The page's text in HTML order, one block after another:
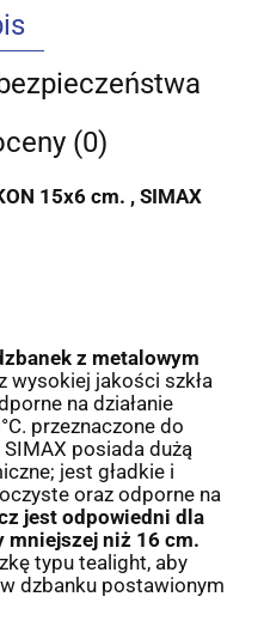
(0)
15x6 cm. , SIMAX
z metalowym
wysokiej jakości szkła
na działanie
przeznaczone do
posiada dużą
jest gładkie i
oraz odporne na
jest odpowiedni dla
mniejszej niż 16 cm.
typu tealight, aby
dzbanku postawionym